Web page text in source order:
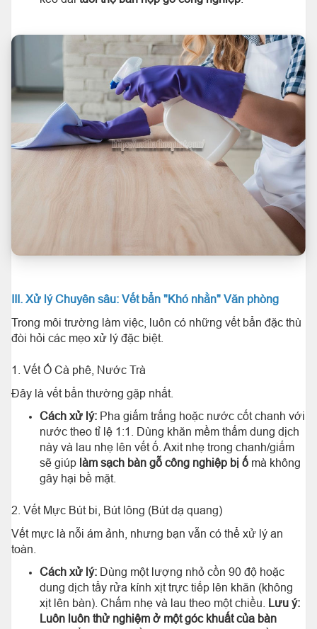
III. Xử lý Chuyên sâu: Vết bẩn "Khó nhằn" Văn phòng
Trong môi trường làm việc, luôn có những vết bẩn đặc thù
đòi hỏi các mẹo xử lý đặc biệt.
1. Vết Ố Cà phê, Nước Trà
Đây là vết bẩn thường gặp nhất.
Cách xử lý: Pha giấm trắng hoặc nước cốt chanh với
nước theo tỉ lệ 1:1. Dùng khăn mềm thấm dung dịch
này và lau nhẹ lên vết ố. Axit nhẹ trong chanh/giấm
sẽ giúp làm sạch bàn gỗ công nghiệp bị ố mà không
gây hại bề mặt.
2. Vết Mực Bút bi, Bút lông (Bút dạ quang)
Vết mực là nỗi ám ảnh, nhưng bạn vẫn có thể xử lý an
toàn.
Cách xử lý: Dùng một lượng nhỏ cồn 90 độ hoặc
dung dịch tẩy rửa kính xịt trực tiếp lên khăn (không
xịt lên bàn). Chấm nhẹ và lau theo một chiều. Lưu ý:
Luôn luôn thử nghiệm ở một góc khuất của bàn